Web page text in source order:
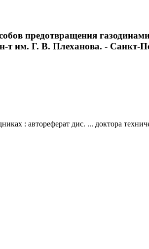
предотвращения
т им. Г. В. Плеханова. - Санкт-
: автореферат дис. ... доктора